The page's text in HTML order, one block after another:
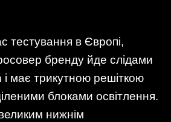
тестування в Європі,
бренду йде слідами
і має трикутною решіткою
блоками освітлення.
нижнім